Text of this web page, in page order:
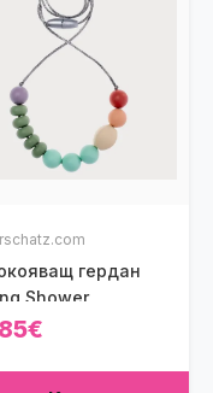
гердан
Shower